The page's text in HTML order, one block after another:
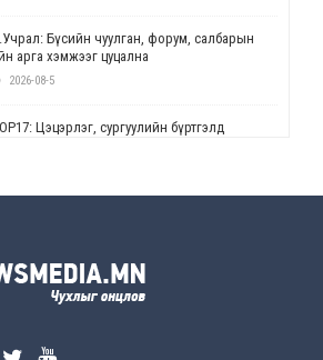
Бүсийн чуулган, форум, салбарын
арга хэмжээг цуцална
2026-08-5
Цэцэрлэг, сургуулийн бүртгэлд
2026-08-5
2026-08-5